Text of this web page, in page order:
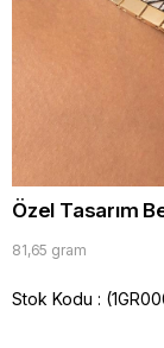
Özel Tasarım
81,65 gram
Stok Kodu